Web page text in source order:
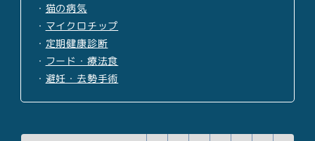
・ 猫の病気
・ マイクロチップ
・ 定期健康診断
・ フード・療法食
・ 避妊・去勢手術